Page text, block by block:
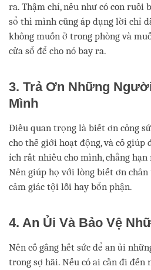
ra. Thậm chí, nếu như có con ruồi
sổ thì mình cũng áp dụng lời chỉ
không muốn ở trong phòng và
cửa sổ để cho nó bay ra.
3. Trả Ơn Những
Mình
Điều quan trọng là biết ơn công
cho thế giới hoạt động, và cố giúp
ích rất nhiều cho mình, chẳng hạn
Nên giúp họ với lòng biết ơn
cảm giác tội lỗi hay bổn phận.
4. An Ủi Và Bảo Vệ
Nên cố gắng hết sức để an ủi
trong sợ hãi. Nếu có ai cần đi